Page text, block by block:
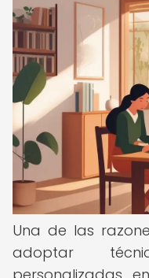
Una de las
adoptar